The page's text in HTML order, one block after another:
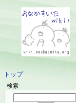
トップ
検索